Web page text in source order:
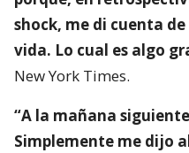
shock, me di cuenta
vida. Lo cual es algo
New York Times.
“A la mañana
Simplemente me dijo